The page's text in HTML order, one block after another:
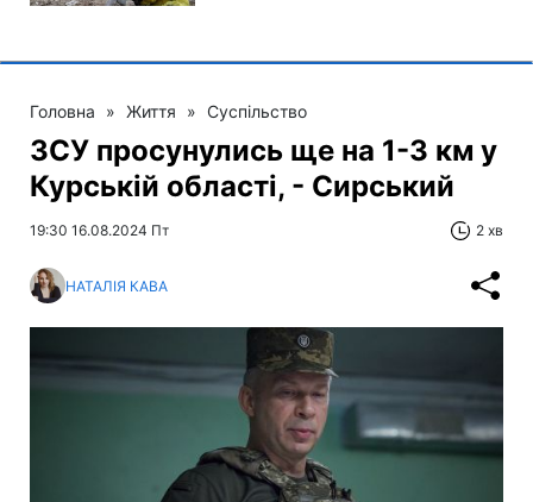
Головна » Життя » Суспільство
ЗСУ просунулись ще на 1-3 км у
Курській області, - Сирський
19:30 16.08.2024 Пт 2 хв
НАТАЛІЯ КАВА